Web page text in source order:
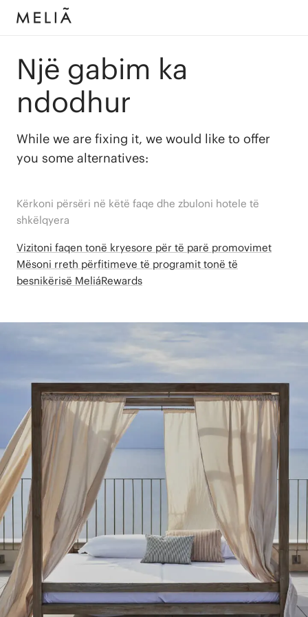
Një gabim ka
ndodhur
While we are fixing it, we would like to offer
you some alternatives:
Kërkoni përsëri në këtë faqe dhe zbuloni hotele të
shkëlqyera
Vizitoni faqen tonë kryesore për të parë promovimet
Mësoni rreth përfitimeve të programit tonë të
besnikërisë MeliáRewards